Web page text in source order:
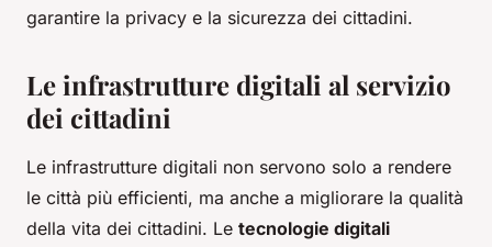
garantire la privacy e la sicurezza dei cittadini.
Le infrastrutture digitali al servizio
dei cittadini
Le infrastrutture digitali non servono solo a rendere
le città più efficienti, ma anche a migliorare la qualità
della vita dei cittadini. Le tecnologie digitali